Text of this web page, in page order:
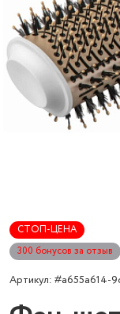
СТОП-ЦЕНА
300 бонусов за отзыв
Артикул: #a655a614-